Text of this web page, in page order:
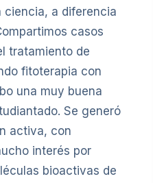
ciencia, a diferencia
casos
tratamiento de
fitoterapia con
una muy buena
Se generó
activa, con
interés por
bioactivas de